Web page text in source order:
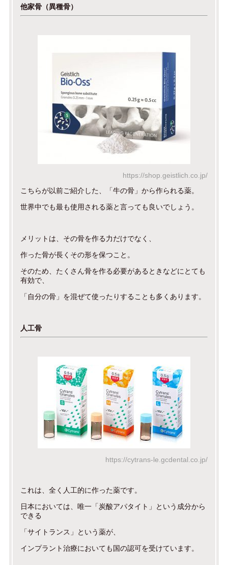
他家骨（異種骨）
https://shop.geistlich.co.jp/
こちらが以前ご紹介した、「牛の骨」から作られる薬。
世界中でも最も使用される薬と言っても良いでしょう。
メリットは、その骨を作る力だけでなく、
作った骨が長くその形を保つこと。
そのため、たくさん骨を作る必要があるときなどにとても
有効で、
「自分の骨」を混ぜて使ったりすることも多くあります。
人工骨
https://cytrans-le.gcdental.co.jp/
これは、全く人工的に作った薬です。
日本においては、唯一「炭酸アパタイト」という成分から
できる
「サイトランス」という薬が、
インプラント治療においても国の認可を受けています。